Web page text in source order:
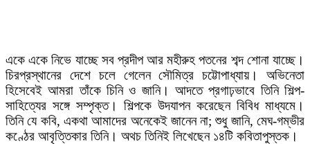
একে একে নিভে যাচ্ছে সব প্রদীপ আর মহীরুহ পতনের শব্দ শোনা যাচ্ছে।
চিরপ্রস্থানের দেশে চলে গেলেন সৌমিত্র চট্টোপাধ্যায়। অভিনেতা
হিসেবেই আমরা তাঁকে চিনি ও জানি। আদতে প্রগাঢ়ভাবে তিনি শিল্প-
সাহিত্যের সঙ্গে সম্পৃক্ত। শিল্পকে উদযাপন করেছেন বিবিধ মাধ্যমে।
তিনি যে কবি, একথা আমাদের অনেকেই জানেন না; শুধু জানি, মেঘ-গম্ভীর
কণ্ঠের আবৃত্তিকার তিনি। অথচ তিনিই লিখেছেন ১৪টি কবিতাপুস্তক।